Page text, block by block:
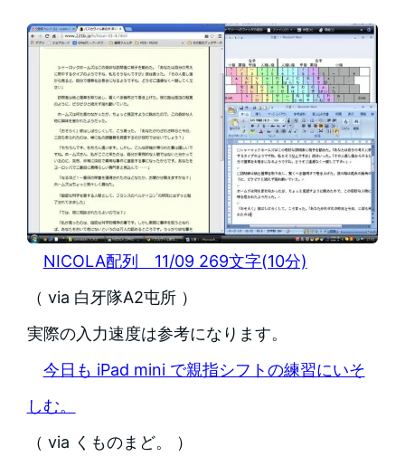
NICOLA配列 11/09 269文字(10分)
（ via 白牙隊A2屯所 ）
実際の入力速度は参考になります。
今日も iPad mini で親指シフトの練習にいそ
しむ。
（ via くものまど。 ）